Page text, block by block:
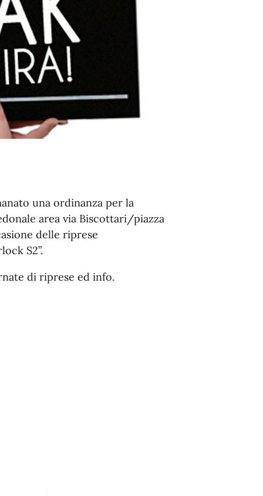
una ordinanza per la
area via Biscottari/piazza
delle riprese
S2”.
di riprese ed info.